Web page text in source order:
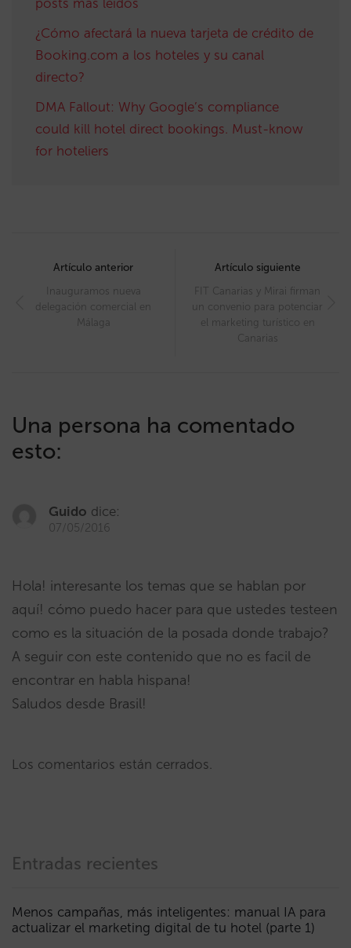
¿Cómo afectará la nueva tarjeta de crédito de
Booking.com a los hoteles y su canal
directo?
DMA Fallout: Why Google’s compliance
could kill hotel direct bookings. Must-know
for hoteliers
navigation
Artículo anterior
Inauguramos nueva
delegación comercial en
Málaga
Artículo siguiente
FIT Canarias y Mirai firman
un convenio para potenciar
el marketing turístico en
Canarias
Una persona ha comentado
esto:
Guido dice:
07/05/2016
Hola! interesante los temas que se hablan por
aquí! cómo puedo hacer para que ustedes testeen
como es la situación de la posada donde trabajo?
A seguir con este contenido que no es facil de
encontrar en habla hispana!
Saludos desde Brasil!
Los comentarios están cerrados.
Entradas recientes
Menos campañas, más inteligentes: manual IA para
actualizar el marketing digital de tu hotel (parte 1)